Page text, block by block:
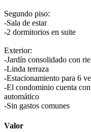
Segundo piso:
-Sala de estar
-2 dormitorios en suite
Exterior:
-Jardín consolidado con
-Linda terraza
-Estacionamiento para 6
-El condominio cuenta
automático
-Sin gastos comunes
Valor